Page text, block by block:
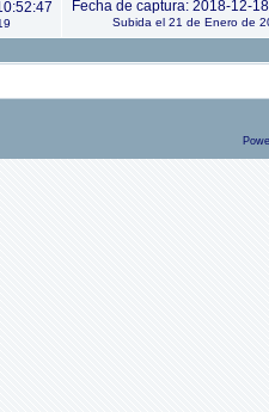
Fecha de captura: 2018-12-
Subida el 21 de Enero de